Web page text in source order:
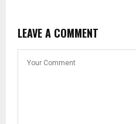
LEAVE A COMMENT